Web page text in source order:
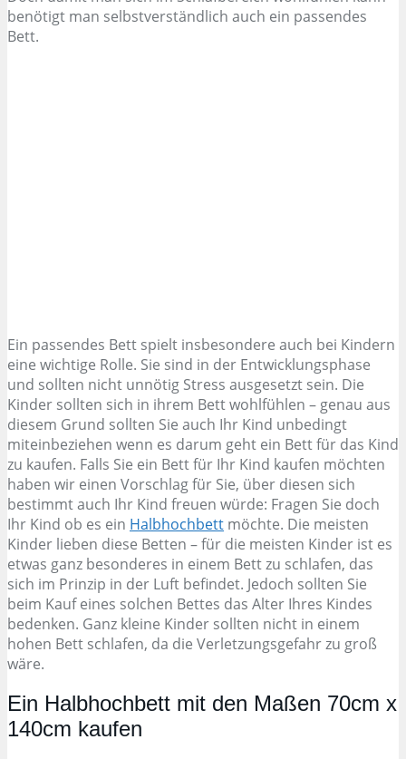
benötigt man selbstverständlich auch ein passendes
Bett.
Ein passendes Bett spielt insbesondere auch bei Kindern
eine wichtige Rolle. Sie sind in der Entwicklungsphase
und sollten nicht unnötig Stress ausgesetzt sein. Die
Kinder sollten sich in ihrem Bett wohlfühlen – genau aus
diesem Grund sollten Sie auch Ihr Kind unbedingt
miteinbeziehen wenn es darum geht ein Bett für das Kind
zu kaufen. Falls Sie ein Bett für Ihr Kind kaufen möchten
haben wir einen Vorschlag für Sie, über diesen sich
bestimmt auch Ihr Kind freuen würde: Fragen Sie doch
Ihr Kind ob es ein Halbhochbett möchte. Die meisten
Kinder lieben diese Betten – für die meisten Kinder ist es
etwas ganz besonderes in einem Bett zu schlafen, das
sich im Prinzip in der Luft befindet. Jedoch sollten Sie
beim Kauf eines solchen Bettes das Alter Ihres Kindes
bedenken. Ganz kleine Kinder sollten nicht in einem
hohen Bett schlafen, da die Verletzungsgefahr zu groß
wäre.
Ein Halbhochbett mit den Maßen 70cm x
140cm kaufen